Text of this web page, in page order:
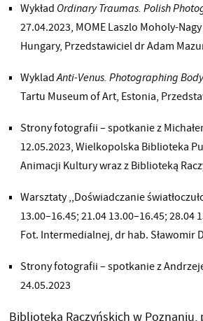
Wykład Ordinary Traumas. Polish
27.04.2023, MOME Laszlo Moholy-
Hungary, Przedstawiciel dr Adam
WykladAnti-Venus. Photographing
Tartu Museum of Art, Estonia,
Strony fotografii – spotkanie z
12.05.2023, Wielkopolska Biblioteka
Animacji Kultury wraz z Biblioteką
Warsztaty ,,Doświadczanie
13.00–16.45; 21.04 13.00–16.45; 28.04
Fot. Intermedialnej, dr hab. Sławomir
Strony fotografii – spotkanie z
24.05.2023
Biblioteka Raczyńskich w Poznaniu,